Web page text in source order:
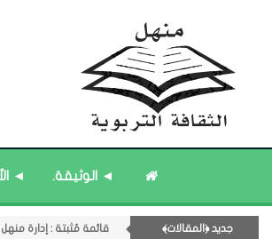
◄ الوثيقة. ◄
جديد ﴿المقالات﴾
11- القسم الحادي عشر : ﴿اللقاءات الشخصية - الثقافة المتسلسلة﴾.
قائمة مُثبتة : مشرف منهل
قائمة مُحدَّثة : حديث
قائمة مُثبتة : إدارة منهل